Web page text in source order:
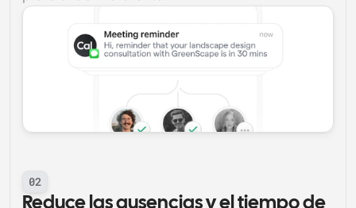
02
Reduce las ausencias y el tiempo de